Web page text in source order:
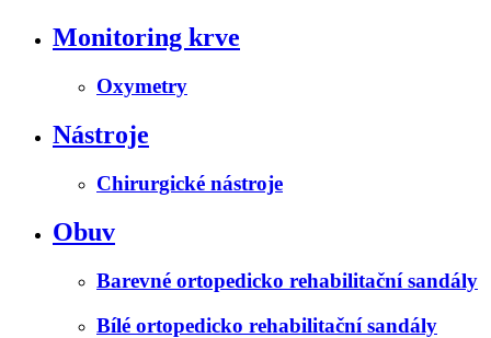
Monitoring krve
Oxymetry
Nástroje
Chirurgické nástroje
Obuv
Barevné ortopedicko rehabilitační sandály
Bílé ortopedicko rehabilitační sandály